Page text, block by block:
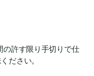
の許す限り手切りで仕
ださい。